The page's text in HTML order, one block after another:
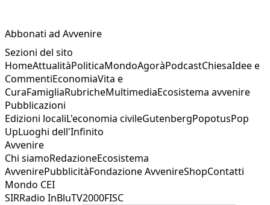
Abbonati ad Avvenire
Sezioni del sito
HomeAttualitàPoliticaMondoAgoràPodcastChiesaIdee e
CommentiEconomiaVita e
CuraFamigliaRubricheMultimediaEcosistema avvenire
Pubblicazioni
Edizioni localiL'economia civileGutenbergPopotusPop
UpLuoghi dell'Infinito
Avvenire
Chi siamoRedazioneEcosistema
AvvenirePubblicitàFondazione AvvenireShopContatti
Mondo CEI
SIRRadio InBluTV2000FISC